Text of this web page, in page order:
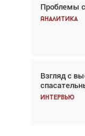
Проблемы
Аналитика
Взгляд с
Интервью
Впервые с
снижается
Частный
покупке
Интервью